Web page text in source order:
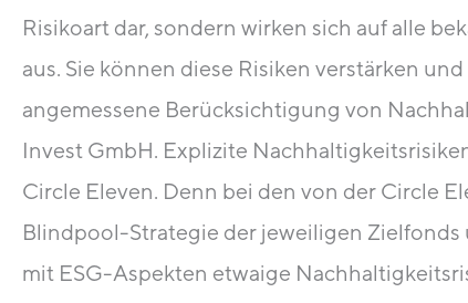
Risikoart dar, sondern wirken sich auf alle
aus. Sie können diese Risiken verstärken
angemessene Berücksichtigung von
Invest GmbH. Explizite
Circle Eleven. Denn bei den von der Circle
Blindpool-Strategie der jeweiligen
mit ESG-Aspekten etwaige